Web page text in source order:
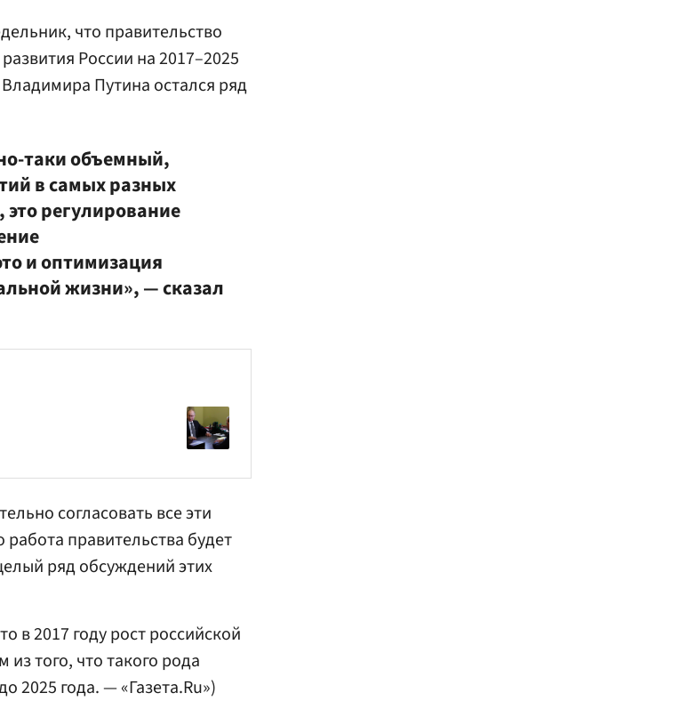
что правительство
России на 2017–2025
Путина остался ряд
таки объемный,
в самых разных
регулирование
и оптимизация
жизни», — сказал
согласовать все эти
работа правительства будет
ряд обсуждений этих
в 2017 году рост российской
того, что такого рода
2025 года. — «Газета.Ru»)